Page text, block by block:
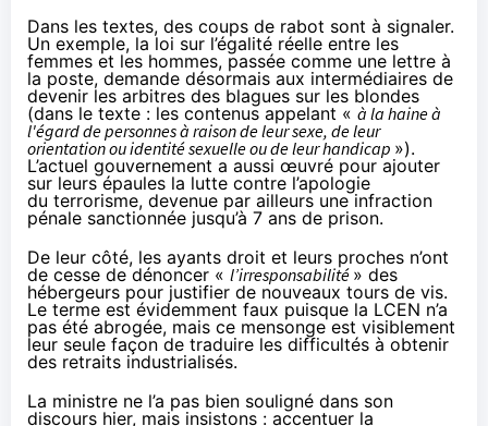
Dans les textes, des coups de rabot sont à signaler.
Un exemple, la loi sur l’égalité réelle entre les
femmes et les hommes, passée comme une lettre à
la poste, demande désormais aux intermédiaires de
devenir les arbitres des blagues sur les blondes
(dans le texte : les contenus appelant « à la haine à
l'égard de personnes à raison de leur sexe, de leur
orientation ou identité sexuelle ou de leur handicap »).
L’actuel gouvernement a aussi œuvré pour ajouter
sur leurs épaules la lutte contre l’apologie
du terrorisme, devenue par ailleurs une infraction
pénale sanctionnée jusqu’à 7 ans de prison.
De leur côté, les ayants droit et leurs proches n’ont
de cesse de dénoncer « l’irresponsabilité » des
hébergeurs pour justifier de nouveaux tours de vis.
Le terme est évidemment faux puisque la LCEN n’a
pas été abrogée, mais ce mensonge est visiblement
leur seule façon de traduire les difficultés à obtenir
des retraits industrialisés.
La ministre ne l’a pas bien souligné dans son
discours hier, mais insistons : accentuer la